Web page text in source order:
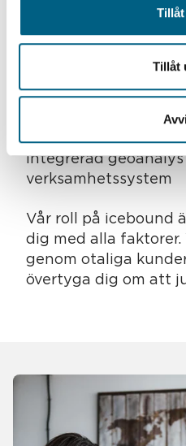
Tillåt
För att kunna
möjligheterna med
krävs tillgång till;
rätt kunskap – och
steg som kan vara
kraft från något av
genom införandet av
integrerad
verksamhetssystem
Vår roll på icebound
dig med alla
genom otaliga
övertyga dig om att